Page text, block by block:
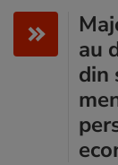
au
din